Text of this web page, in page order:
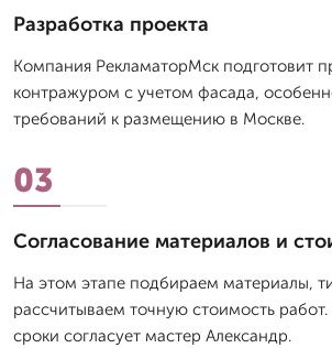
Разработка проекта
Компания РекламаторМск подготовит
контражуром с учетом фасада,
требований к размещению в Москве.
03
Согласование материалов и
На этом этапе подбираем материалы,
рассчитываем точную стоимость работ.
сроки согласует мастер Александр.